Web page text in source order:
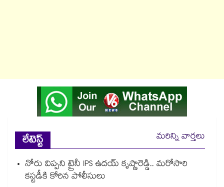
లేటెస్ట్
మరిన్ని వార్తలు
నోరు విప్పని ట్రైనీ IPS ఉదయ్ కృష్ణారెడ్డి.. మరోసారి
కస్టడీకి కోరిన పోలీసులు